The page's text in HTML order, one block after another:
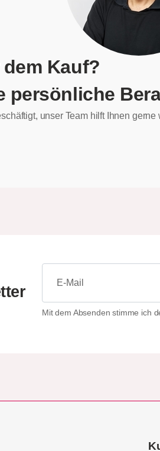
Kauf?
persönliche
unser Team hilft Ihnen
Mit dem Absenden stimme ich